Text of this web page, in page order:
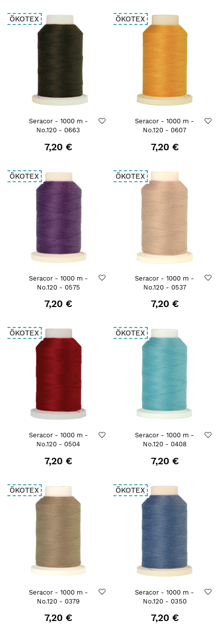
ÖKOTEX
Seracor - 1000 m -
No.120 - 0663
7,20 €
ÖKOTEX
Seracor - 1000 m -
No.120 - 0607
7,20 €
ÖKOTEX
Seracor - 1000 m -
No.120 - 0575
7,20 €
ÖKOTEX
Seracor - 1000 m -
No.120 - 0537
7,20 €
ÖKOTEX
Seracor - 1000 m -
No.120 - 0504
7,20 €
ÖKOTEX
Seracor - 1000 m -
No.120 - 0408
7,20 €
ÖKOTEX
Seracor - 1000 m -
No.120 - 0379
7,20 €
ÖKOTEX
Seracor - 1000 m -
No.120 - 0350
7,20 €